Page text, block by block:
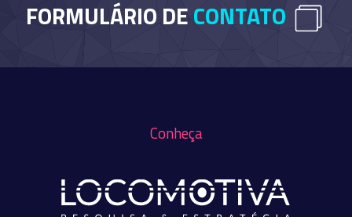
FORMULÁRIO DECONTATO
Conheça